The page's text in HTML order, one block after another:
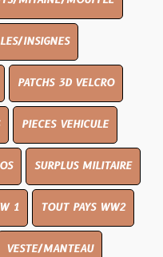
INSIGNES
PATCHS 3D VELCRO
PIECES VEHICULE
SURPLUS MILITAIRE
1 TOUT PAYS WW2
VESTE/MANTEAU